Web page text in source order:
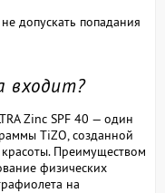
допускать попадания
входит?
Zinc SPF 40 — один
TiZO, созданной
Преимуществом
физических
на